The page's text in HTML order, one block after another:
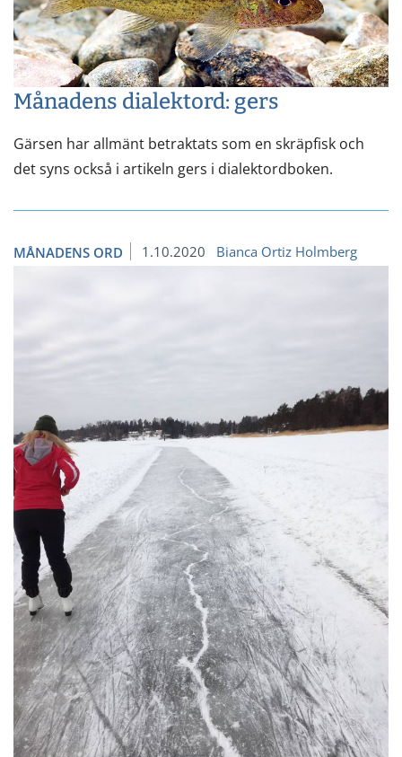
Månadens dialektord: gers
Gärsen har allmänt betraktats som en skräpfisk och
det syns också i artikeln gers i dialektordboken.
MÅNADENS ORD 1.10.2020 Bianca Ortiz Holmberg